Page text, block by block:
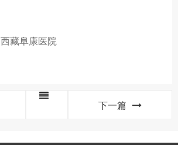
西藏阜康医院
下一篇